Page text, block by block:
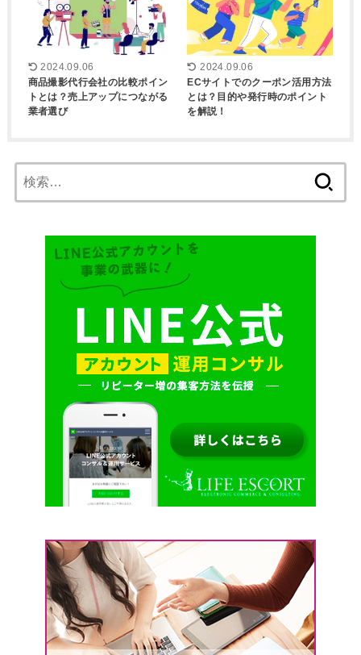
2024.09.06
商品撮影代行会社の比較ポイン
トとは？売上アップにつながる
業者選び
2024.09.06
ECサイトでのクーポン活用方法
とは？目的や発行時のポイント
を解説！
索: